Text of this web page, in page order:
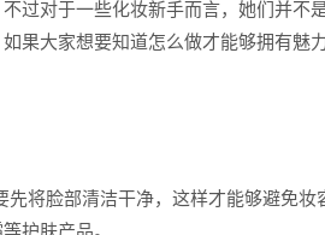
过对于一些化妆新手而言，她们并不
果大家想要知道怎么做才能够拥有魅
先将脸部清洁干净，这样才能够避免